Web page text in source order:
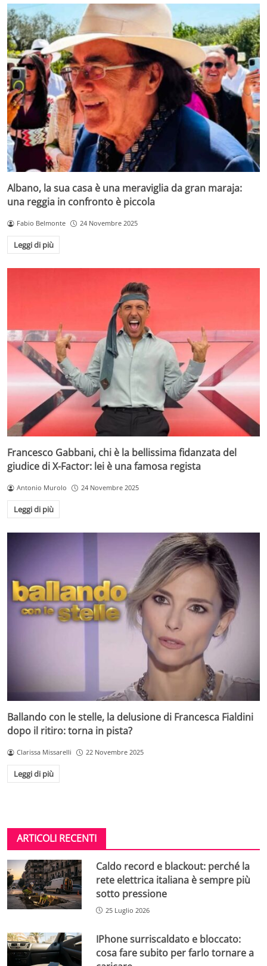
Albano, la sua casa è una meraviglia da gran maraja:
una reggia in confronto è piccola
Fabio Belmonte 24 Novembre 2025
Leggi di più
Francesco Gabbani, chi è la bellissima fidanzata del
giudice di X-Factor: lei è una famosa regista
Antonio Murolo 24 Novembre 2025
Leggi di più
Ballando con le stelle, la delusione di Francesca Fialdini
dopo il ritiro: torna in pista?
Clarissa Missarelli 22 Novembre 2025
Leggi di più
ARTICOLI RECENTI
Caldo record e blackout: perché la
rete elettrica italiana è sempre più
sotto pressione
25 Luglio 2026
IPhone surriscaldato e bloccato:
cosa fare subito per farlo tornare a